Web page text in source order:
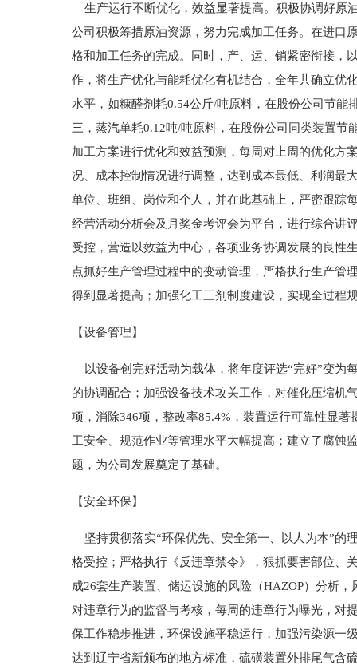
生产运行不断优化，效益显著提高。积极协调好原
公司积极筹措原油资源，努力完成加工任务。在进口
格和加工任务的完成。同时，产、运、销紧密衔接，
作，将生产优化与能耗优化有机结合，全年共确立优
水平，如糠醛剂耗0.54公斤/吨原料，在股份公司节
三，蒸汽单耗0.12吨/吨原料，在股份公司同类装置
加工方案进行优化和效益预测，每周对上周的优化方
况、成本控制情况进行调整，达到成本最低、利润最
单位、班组、岗位和个人，并在此基础上，严密跟踪
经营活动分析会及月奖金考评会为平台，进行综合讲
受控，营造以效益为中心，各项业务协调发展的良性
点抓好生产管理过程中的变动管理，严格执行生产管
得到显著提高；加强化工三剂制度建设，实现全过程
【设备管理】
以设备创完好活动为载体，将年度评选“完好”变为
的协调配合；加强设备技术攻关工作，对催化压缩机
项，消除346项，整改率85.4%，装置运行可靠性显
工安全、规范作业等管理水平大幅提高；建立了腐蚀
题，为公司发展奠定了基础。
【安全环保】
坚持贯彻落实“环保优先、安全第一、以人为本”的
格受控；严格执行《反违章禁令》，狠抓要害部位、
成26套生产装置、储运设施的风险（HAZOP）分析
对违章行为的监督与考核，每周的违章行为曝光，对
保工作稳步推进，环保设施平稳运行，加强污染源一
达到辽宁省新颁布的地方标准，硫磺装置外排尾气含